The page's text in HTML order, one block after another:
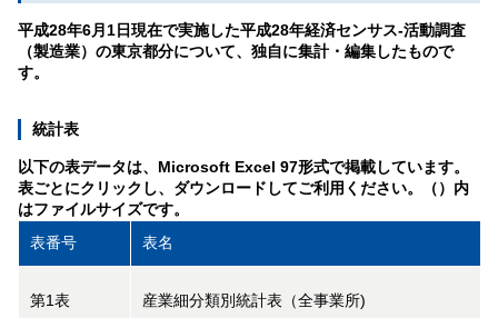
平成28年6月1日現在で実施した平成28年経済センサス-活動調査
（製造業）の東京都分について、独自に集計・編集したもので
す。
統計表
以下の表データは、Microsoft Excel 97形式で掲載しています。
表ごとにクリックし、ダウンロードしてご利用ください。（）内
はファイルサイズです。
表番号
表名
第1表 産業細分類別統計表（全事業所)